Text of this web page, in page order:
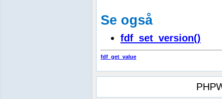
Se også
fdf_set_version()
fdf_get_value